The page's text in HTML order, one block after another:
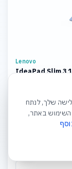
Lenovo
IdeaPad Slim 3
Memory: 8GB
ללחוץ על כפתור
שלך, לנתח
השימוש באתר,